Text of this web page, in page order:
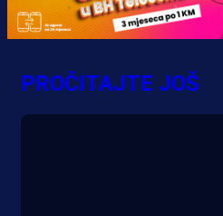
PROČITAJTE JOŠ